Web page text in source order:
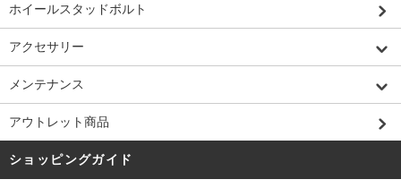
ホイールスタッドボルト
アクセサリー
メンテナンス
アウトレット商品
ショッピングガイド